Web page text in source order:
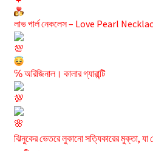
লাভ পার্ল নেকলেস – Love Pearl
℅ অরিজিনাল। কালার গ্যারান্টি
ঝিনুকের ভেতরে লুকানো সত্যিকারের মুক্তা, যা